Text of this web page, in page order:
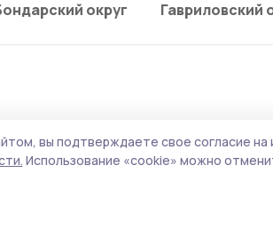
округ Гавриловский
вы подтверждаете свое согласие на
Использование «cookie» можно